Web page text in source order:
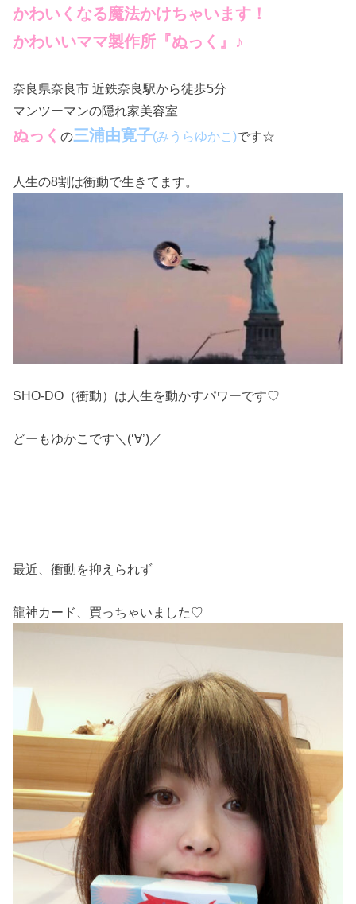
かわいくなる魔法かけちゃいます！
かわいいママ製作所『ぬっく』♪
奈良県奈良市 近鉄奈良駅から徒歩5分
マンツーマンの隠れ家美容室
ぬっくの三浦由寛子(みうらゆかこ)です☆
人生の8割は衝動で生きてます。
SHO-DO（衝動）は人生を動かすパワーです♡
どーもゆかこです＼(‘∀’)／
最近、衝動を抑えられず
龍神カード、買っちゃいました♡